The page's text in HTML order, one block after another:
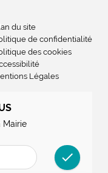
du site
de confidentialité
des cookies
Légales
Mairie
check